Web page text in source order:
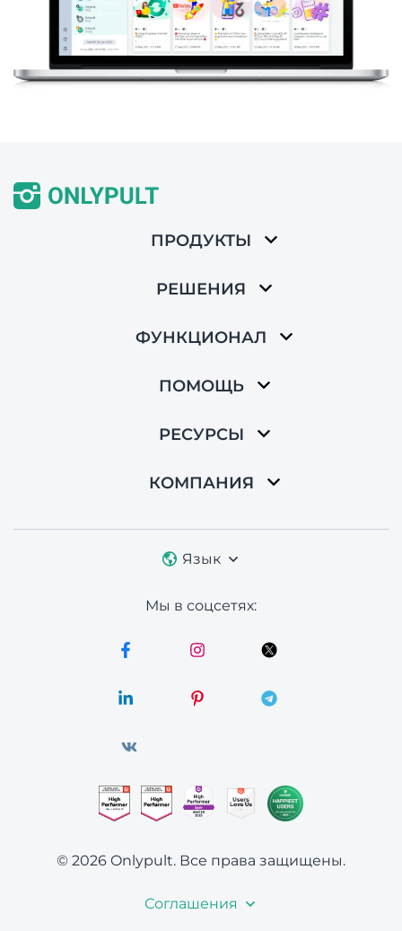
ПРОДУКТЫ
РЕШЕНИЯ
ФУНКЦИОНАЛ
ПОМОЩЬ
РЕСУРСЫ
КОМПАНИЯ
Язык
Мы в соцсетях:
© 2026 Onlypult. Все права защищены.
Соглашения